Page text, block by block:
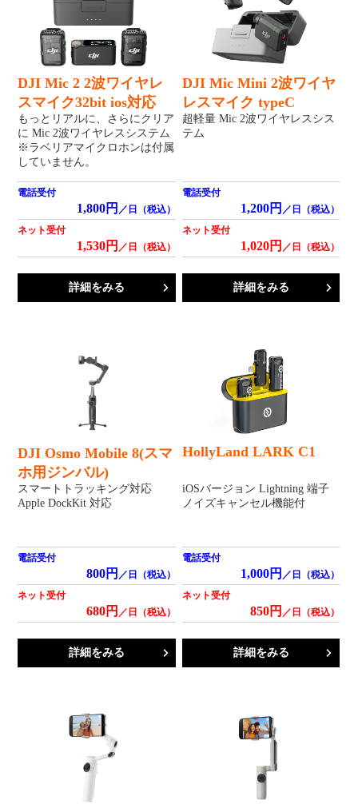
DJI Mic 2 2波ワイヤレ
スマイク32bit ios対応
もっとリアルに、さらにクリア
に Mic 2波ワイヤレスシステム
※ラベリアマイクロホンは付属
していません。
電話受付
1,800円 ／日（税込）
ネット受付
1,530円 ／日（税込）
詳細をみる
DJI Mic Mini 2波ワイヤ
レスマイク typeC
超軽量 Mic 2波ワイヤレスシス
テム
電話受付
1,200円 ／日（税込）
ネット受付
1,020円 ／日（税込）
詳細をみる
DJI Osmo Mobile 8(スマ
ホ用ジンバル)
スマートトラッキング対応
Apple DockKit 対応
電話受付
800円 ／日（税込）
ネット受付
680円 ／日（税込）
詳細をみる
HollyLand LARK C1
iOSバージョン Lightning 端子
ノイズキャンセル機能付
電話受付
1,000円 ／日（税込）
ネット受付
850円 ／日（税込）
詳細をみる